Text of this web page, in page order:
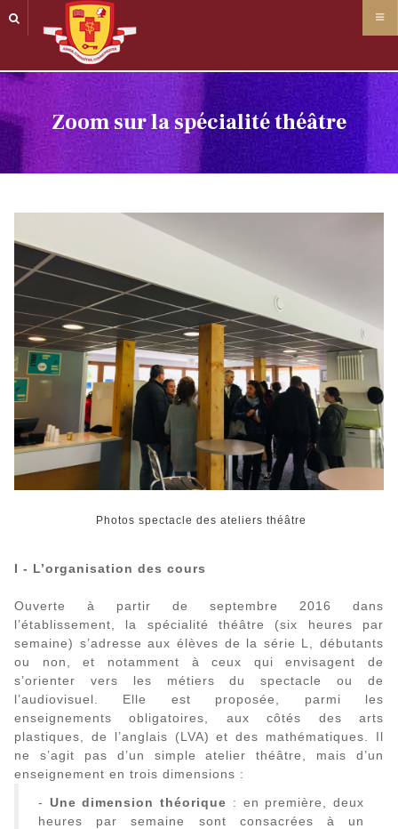
Zoom sur la spécialité théâtre
Photos spectacle des ateliers théâtre
I - L’organisation des cours
Ouverte à partir de septembre 2016 dans
l’établissement, la spécialité théâtre (six heures par
semaine) s’adresse aux élèves de la série L, débutants
ou non, et notamment à ceux qui envisagent de
s’orienter vers les métiers du spectacle ou de
l’audiovisuel. Elle est proposée, parmi les
enseignements obligatoires, aux côtés des arts
plastiques, de l’anglais (LVA) et des mathématiques. Il
ne s’agit pas d’un simple atelier théâtre, mais d’un
enseignement en trois dimensions :
- Une dimension théorique : en première, deux
heures par semaine sont consacrées à un
Panneau de gestion des cookies